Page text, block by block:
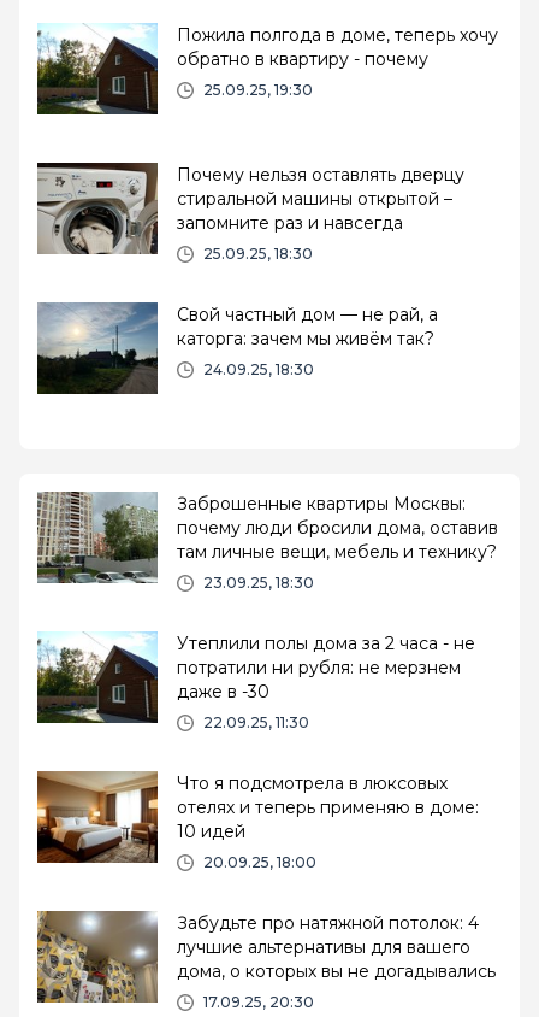
Пожила полгода в доме, теперь хочу
обратно в квартиру - почему
25.09.25, 19:30
Почему нельзя оставлять дверцу
стиральной машины открытой –
запомните раз и навсегда
25.09.25, 18:30
Свой частный дом — не рай, а
каторга: зачем мы живём так?
24.09.25, 18:30
Заброшенные квартиры Москвы:
почему люди бросили дома, оставив
там личные вещи, мебель и технику?
23.09.25, 18:30
Утеплили полы дома за 2 часа - не
потратили ни рубля: не мерзнем
даже в -30
22.09.25, 11:30
Что я подсмотрела в люксовых
отелях и теперь применяю в доме:
10 идей
20.09.25, 18:00
Забудьте про натяжной потолок: 4
лучшие альтернативы для вашего
дома, о которых вы не догадывались
17.09.25, 20:30